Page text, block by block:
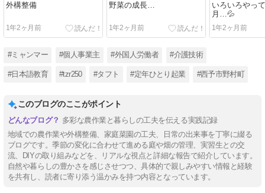
外構整備
1年2ヶ月前
野菜の成長…
1年2ヶ月前
いろいろやっ
月…💦
1年2ヶ月前
#ミャンマー #個人事業主 #外国人労働者 #介護技術
#日本語教育 #tzr250 #タフト #定年ひとり起業 #西予市野村町
このブログのここがポイント
多彩な農作業と暮らしの工夫を伝える実践記録
地域での農作業や外構整備、家庭菜園の工夫、日常の出来事を丁寧に綴る
ブログです。季節の変化に合わせて進める庭や畑の管理、実習生との交
流、DIYの取り組みなどを、リアルな視点と詳細な報告で紹介しています。
自然や暮らしの豊かさを感じさせつつ、具体的で親しみやすい情報と経験
を共有し、読者に寄り添う温かみを持つ内容となっています。